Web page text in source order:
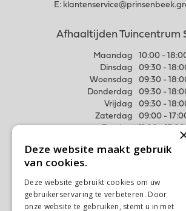
E:
Afhaaltijden Tuincentrum
Maandag
10:00 -
Dinsdag
09:30 -
Woensdag
09:30 -
Donderdag
09:30 -
Vrijdag
09:30 -
Zaterdag
09:00 -
Meer weten
Algemene voorwaarden
Privacy Statement
Disclaimer
Deze website maakt gebruik
van cookies.
Deze website gebruikt cookies om uw
gebruikerservaring te verbeteren. Door
onze website te gebruiken, stemt u in met